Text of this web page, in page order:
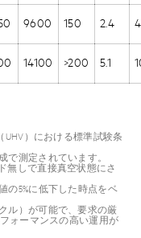
9600 150 2.4
14100 >200 5.1
UHV）における標準試験条
で測定されています。
無しで直接真空状態にさ
の5%に低下した時点をベ
ル）が可能で、要求の厳
ォーマンスの高い運用が